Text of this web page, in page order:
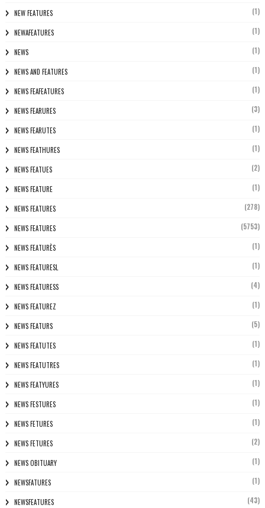
NEW FEATURES (1)
NEWAFEATURES (1)
NEWS (1)
NEWS AND FEATURES (1)
NEWS FEAFEATURES (1)
NEWS FEARURES (3)
NEWS FEARUTES (1)
NEWS FEATHURES (1)
NEWS FEATUES (2)
NEWS FEATURE (1)
NEWS FEATURES (278)
NEWS FEATURES (5753)
NEWS FEATURÈS (1)
NEWS FEATURESL (1)
NEWS FEATURESS (4)
NEWS FEATUREZ (1)
NEWS FEATURS (5)
NEWS FEATUTES (1)
NEWS FEATUTRES (1)
NEWS FEATYURES (1)
NEWS FESTURES (1)
NEWS FETURES (1)
NEWS FETURES (2)
NEWS OBITUARY (1)
NEWSFATURES (1)
NEWSFEATURES (43)